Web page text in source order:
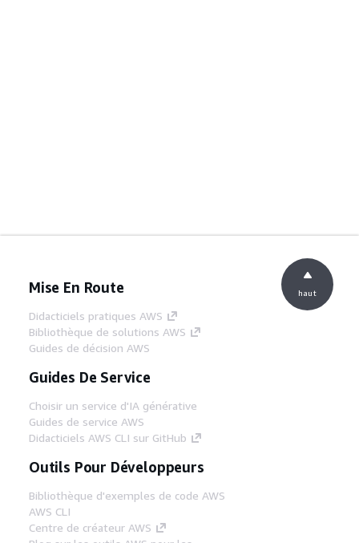
Mise En Route
Didacticiels pratiques AWS
Bibliothèque de solutions AWS
Guides de décision AWS
Guides De Service
Choisir un service d'IA générative
Guides de service AWS
Didacticiels AWS CLI sur GitHub
Outils Pour Développeurs
Bibliothèque d'exemples de code AWS
AWS CLI
Centre de créateur AWS
haut